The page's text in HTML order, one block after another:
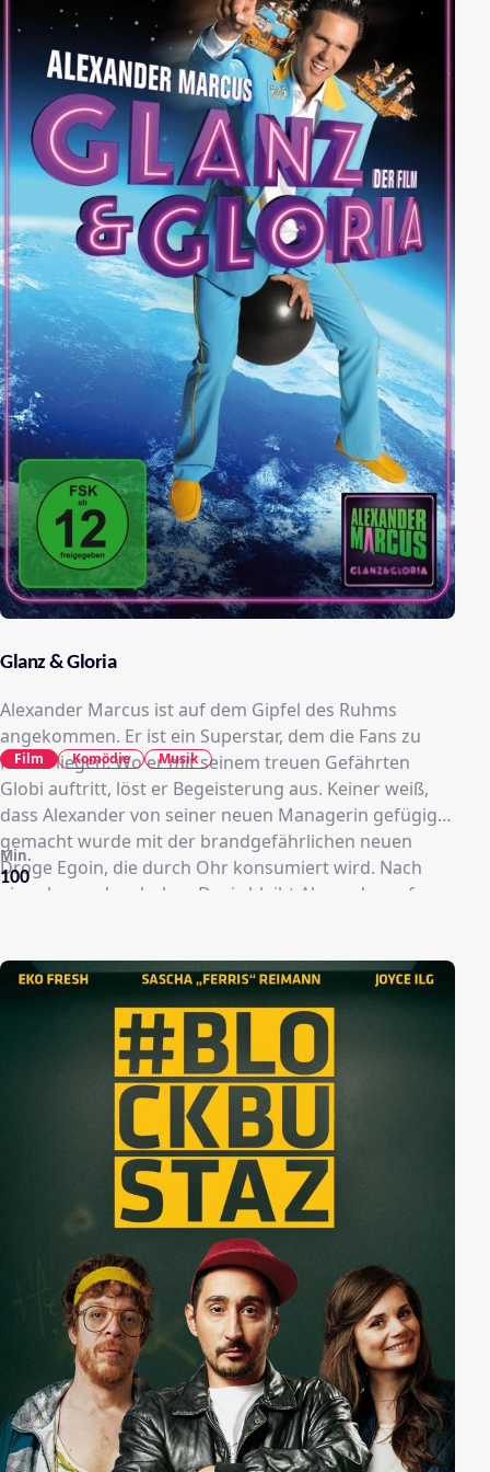
Glanz & Gloria
Alexander Marcus ist auf dem Gipfel des Ruhms
angekommen. Er ist ein Superstar, dem die Fans zu
Füßen liegen. Wo er mit seinem treuen Gefährten
Globi auftritt, löst er Begeisterung aus. Keiner weiß,
dass Alexander von seiner neuen Managerin gefügig
gemacht wurde mit der brandgefährlichen neuen
Droge Egoin, die durch Ohr konsumiert wird. Nach
einer besonders hohen Dosis bleibt Alexander auf
wird in eine Nervenheilanstalt eingeliefert. Doch auch
dort ist er nicht sicher: Seine Managerin trachtet
ihrem einstigen Topklienten nach dem Leben.
Alexander muss untertauchen, wieder zu sich selbst
finden. Und entdecken, dass er nur dann gewinnen
kann, wenn er seine Liebe zur Musik wiederentdeckt.
Alexander Marcus und seine Fans im verrücktesten
Musikfilm aller Zeiten.
100
Min.
Film Komödie Musik